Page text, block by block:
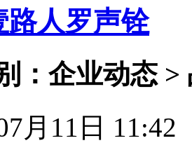
路人罗声铨
：企业动态 >
月11日 11:42